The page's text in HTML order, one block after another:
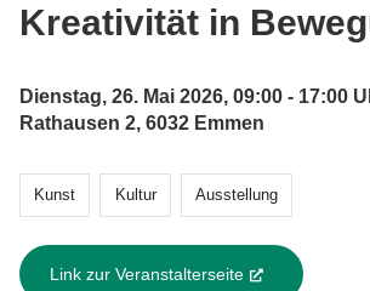
Kreativität in
Dienstag, 26. Mai 2026, 09:00 - 17:00
Rathausen 2, 6032 Emmen
Kunst Kultur Ausstellung
Link zur Veranstalterseite (External